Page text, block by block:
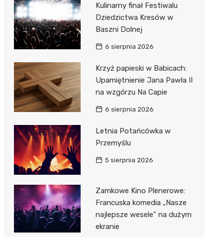
Kulinarny finał Festiwalu
Dziedzictwa Kresów w
Baszni Dolnej
6 sierpnia 2026
Krzyż papieski w Babicach:
Upamiętnienie Jana Pawła II
na wzgórzu Na Capie
6 sierpnia 2026
Letnia Potańcówka w
Przemyślu
5 sierpnia 2026
Zamkowe Kino Plenerowe:
Francuska komedia „Nasze
najlepsze wesele” na dużym
ekranie